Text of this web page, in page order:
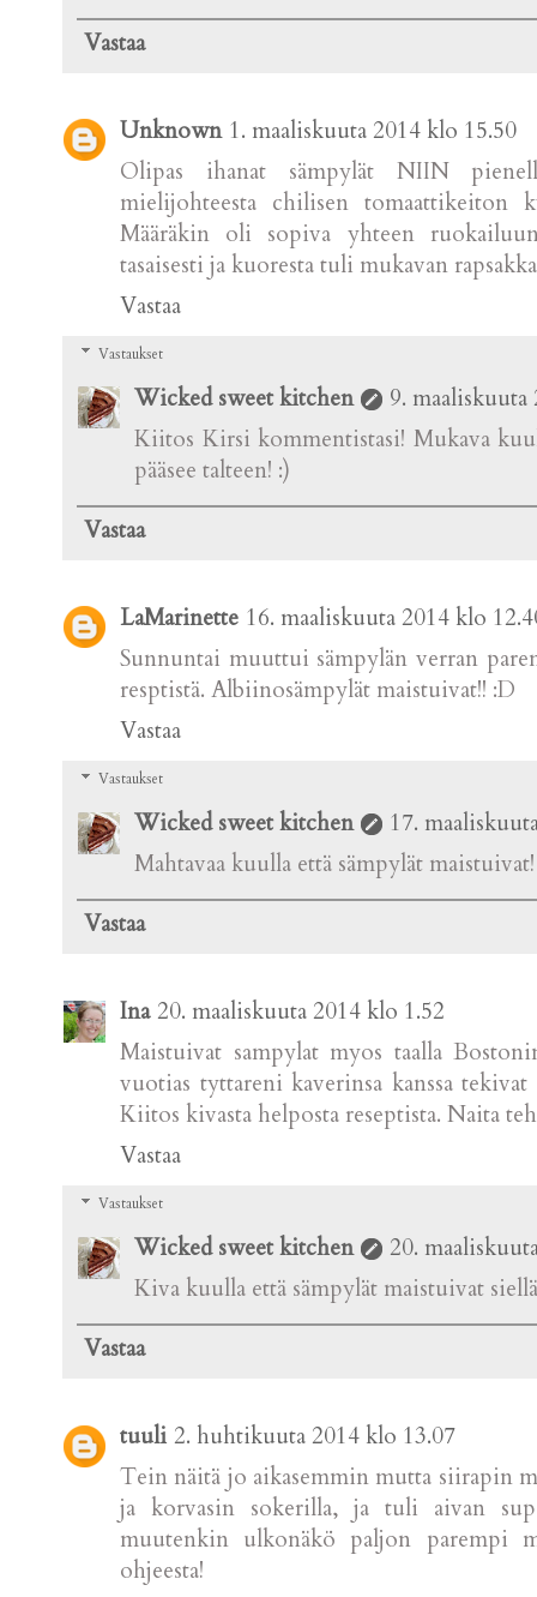
Vastaa
Unknown 1. maaliskuuta 2014 klo 15.50
Olipas ihanat sämpylät NIIN
mielijohteesta chilisen tomaattikeiton
Määräkin oli sopiva yhteen
tasaisesti ja kuoresta tuli mukavan
Vastaa
Vastaukset
Wicked sweet kitchen
9.
Kiitos Kirsi kommentistasi! Mukava
pääsee talteen! :)
Vastaa
LaMarinette 16. maaliskuuta 2014 klo
Sunnuntai muuttui sämpylän verran
resptistä. Albiinosämpylät maistuivat!! :D
Vastaa
Vastaukset
Wicked sweet kitchen
17.
Mahtavaa kuulla että sämpylät
Vastaa
Ina 20. maaliskuuta 2014 klo 1.52
Maistuivat sampylat myos taalla
vuotias tyttareni kaverinsa kanssa
Kiitos kivasta helposta reseptista. Naita
Vastaa
Vastaukset
Wicked sweet kitchen
20.
Kiva kuulla että sämpylät maistuivat
Vastaa
tuuli 2. huhtikuuta 2014 klo 13.07
Tein näitä jo aikasemmin mutta siirapin
ja korvasin sokerilla, ja tuli aivan
muutenkin ulkonäkö paljon parempi
ohjeesta!